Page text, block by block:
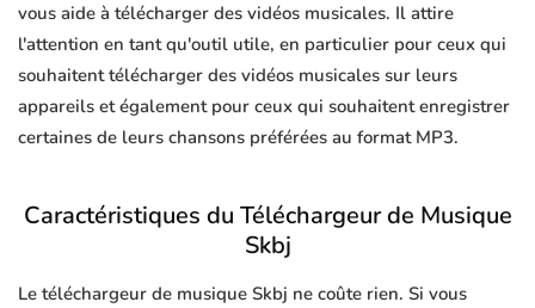
vous aide à télécharger des vidéos musicales. Il attire
l'attention en tant qu'outil utile, en particulier pour ceux qui
souhaitent télécharger des vidéos musicales sur leurs
appareils et également pour ceux qui souhaitent enregistrer
certaines de leurs chansons préférées au format MP3.
Caractéristiques du Téléchargeur de Musique
Skbj
Le téléchargeur de musique Skbj ne coûte rien. Si vous